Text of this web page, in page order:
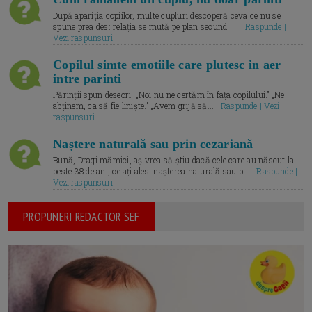
După apariția copiilor, multe cupluri descoperă ceva ce nu se
spune prea des: relația se mută pe plan secund. ... |Raspunde |
Vezi raspunsuri
Copilul simte emotiile care plutesc in aer
intre parinti
Părinții spun deseori: „Noi nu ne certăm în fața copilului.” „Ne
abținem, ca să fie liniște.” „Avem grijă să... | Raspunde | Vezi
raspunsuri
Naștere naturală sau prin cezariană
Bună, Dragi mămici, aș vrea să știu dacă cele care au născut la
peste 38 de ani, ce ați ales: nașterea naturală sau p... |Raspunde |
Vezi raspunsuri
PROPUNERI REDACTOR SEF